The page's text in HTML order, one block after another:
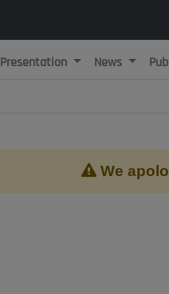
République
Presentation News
We